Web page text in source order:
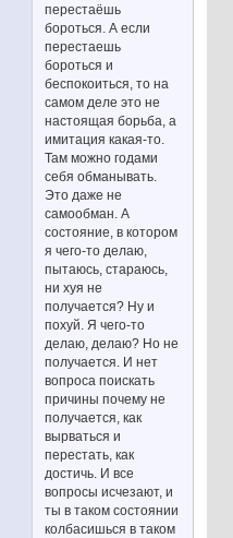
перестаёшь
бороться. А если
перестаешь
бороться и
беспокоиться, то на
самом деле это не
настоящая борьба, а
имитация какая-то.
Там можно годами
себя обманывать.
Это даже не
самообман. А
состояние, в котором
я чего-то делаю,
пытаюсь, стараюсь,
ни хуя не
получается? Ну и
похуй. Я чего-то
делаю, делаю? Но не
получается. И нет
вопроса поискать
причины почему не
получается, как
вырваться и
перестать, как
достичь. И все
вопросы исчезают, и
ты в таком состоянии
колбасишься в таком